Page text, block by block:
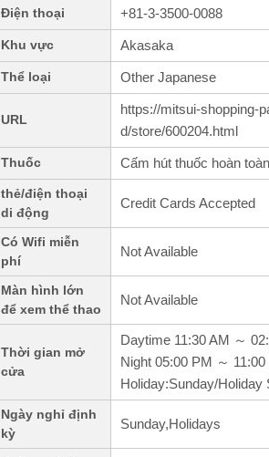
Điện thoại +81-3-3500-0088
Khu vực Akasaka
Thể loại Other Japanese
URL
https://mitsui-shopping-
d/store/600204.html
Thuốc Cấm hút thuốc hoàn toàn
thẻ/điện thoại
di động
Credit Cards Accepted
Có Wifi miễn
phí
Not Available
Màn hình lớn
để xem thể thao
Not Available
Thời gian mở
cửa
Daytime 11:30 AM ～
Night 05:00 PM ～ 11:00
Holiday:Sunday/
Ngày nghỉ định
kỳ
Sunday,Holidays